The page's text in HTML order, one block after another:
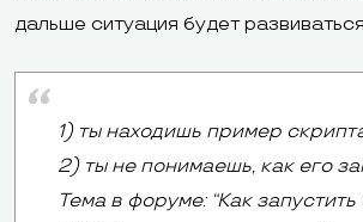
дальше ситуация будет
1) ты находишь пример
2) ты не понимаешь, как его
Тема в форуме: “Как запустить